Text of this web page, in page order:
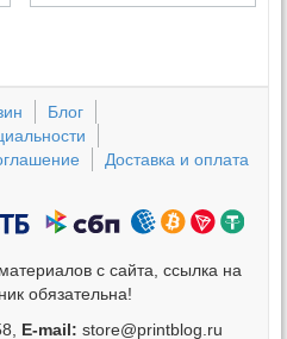
Блог
Доставка и оплата
с сайта, ссылка на
обязательна!
E-mail: store@printblog.ru